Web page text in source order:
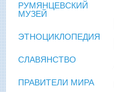
РУМЯНЦЕВСКИЙ
МУЗЕЙ
ЭТНОЦИКЛОПЕДИЯ
СЛАВЯНСТВО
ПРАВИТЕЛИ МИРА